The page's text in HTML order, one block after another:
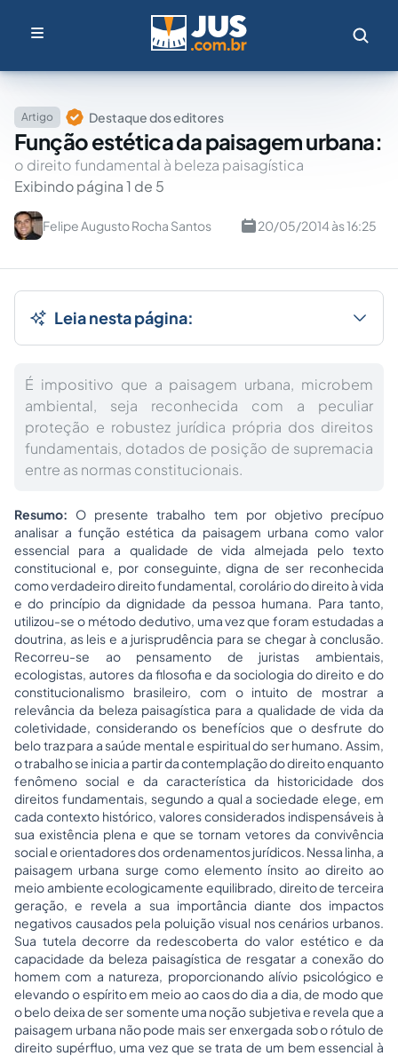
Artigo Destaque dos editores
Função estética da paisagem urbana:
o direito fundamental à beleza paisagística
Exibindo página 1 de 5
Felipe Augusto Rocha Santos 20/05/2014 às 16:25
Leia nesta página:
É impositivo que a paisagem urbana, microbem
ambiental, seja reconhecida com a peculiar
proteção e robustez jurídica própria dos direitos
fundamentais, dotados de posição de supremacia
entre as normas constitucionais.
Resumo: O presente trabalho tem por objetivo precípuo
analisar a função estética da paisagem urbana como valor
essencial para a qualidade de vida almejada pelo texto
constitucional e, por conseguinte, digna de ser reconhecida
como verdadeiro direito fundamental, corolário do direito à vida
e do princípio da dignidade da pessoa humana. Para tanto,
utilizou-se o método dedutivo, uma vez que foram estudadas a
doutrina, as leis e a jurisprudência para se chegar à conclusão.
Recorreu-se ao pensamento de juristas ambientais,
ecologistas, autores da filosofia e da sociologia do direito e do
constitucionalismo brasileiro, com o intuito de mostrar a
relevância da beleza paisagística para a qualidade de vida da
coletividade, considerando os benefícios que o desfrute do
belo traz para a saúde mental e espiritual do ser humano. Assim,
o trabalho se inicia a partir da contemplação do direito enquanto
fenômeno social e da característica da historicidade dos
direitos fundamentais, segundo a qual a sociedade elege, em
cada contexto histórico, valores considerados indispensáveis à
sua existência plena e que se tornam vetores da convivência
social e orientadores dos ordenamentos jurídicos. Nessa linha, a
paisagem urbana surge como elemento ínsito ao direito ao
meio ambiente ecologicamente equilibrado, direito de terceira
geração, e revela a sua importância diante dos impactos
negativos causados pela poluição visual nos cenários urbanos.
Sua tutela decorre da redescoberta do valor estético e da
capacidade da beleza paisagística de resgatar a conexão do
homem com a natureza, proporcionando alívio psicológico e
elevando o espírito em meio ao caos do dia a dia, de modo que
o belo deixa de ser somente uma noção subjetiva e revela que a
paisagem urbana não pode mais ser enxergada sob o rótulo de
direito supérfluo, uma vez que se trata de um bem essencial à